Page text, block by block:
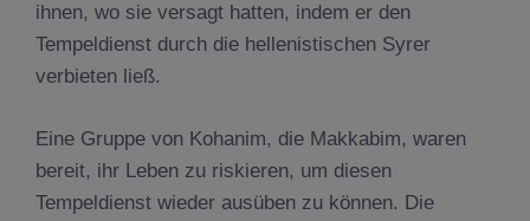
ihnen, wo sie versagt hatten, indem er den
Tempeldienst durch die hellenistischen Syrer
verbieten ließ.
Eine Gruppe von Kohanim, die Makkabim, waren
bereit, ihr Leben zu riskieren, um diesen
Tempeldienst wieder ausüben zu können. Die